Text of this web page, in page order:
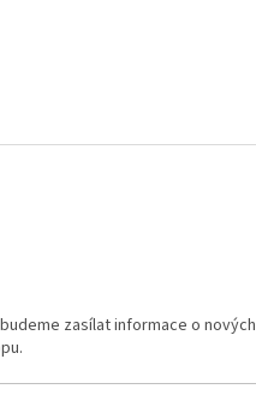
zasílat informace o nových